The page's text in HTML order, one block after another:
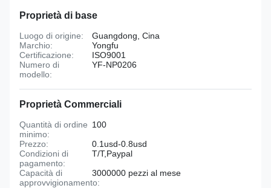
Proprietà di base
Luogo di origine:
Guangdong, Cina
Marchio:
Yongfu
Certificazione:
ISO9001
Numero di
modello:
YF-NP0206
Proprietà Commerciali
Quantità di ordine
minimo:
100
Prezzo:
0.1usd-0.8usd
Condizioni di
pagamento:
T/T,Paypal
Capacità di
approvvigionamento:
3000000 pezzi al mese